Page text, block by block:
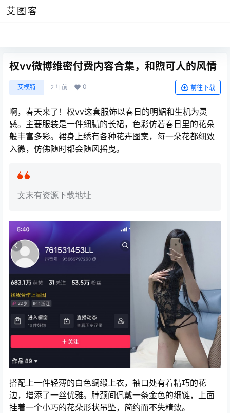
艾图客
权vv微博维密付费内容合集，和煦可人的风情
艾模特 2 年前 0 前往下载
啊，春天来了！权vv这套服饰以春日的明媚和生机为灵
感。主要服装是一件细腻的长裙，色彩仿若春日里的花朵
般丰富多彩。裙身上绣有各种花卉图案，每一朵花都细致
入微，仿佛随时都会随风摇曳。
文末有资源下载地址
搭配上一件轻薄的白色绸缎上衣，袖口处有着精巧的花
边，增添了一丝优雅。脖颈间佩戴一条金色的细链，上面
挂着一个小巧的花朵形状吊坠，简约而不失精致。